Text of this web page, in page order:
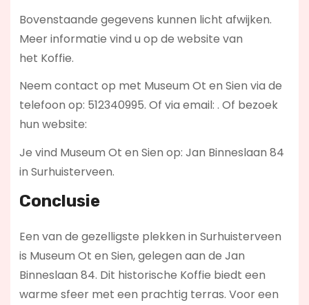
Bovenstaande gegevens kunnen licht afwijken.
Meer informatie vind u op de website van
het Koffie.
Neem contact op met Museum Ot en Sien via de
telefoon op: 512340995. Of via email: . Of bezoek
hun website:
Je vind Museum Ot en Sien op: Jan Binneslaan 84
in Surhuisterveen.
Conclusie
Een van de gezelligste plekken in Surhuisterveen
is Museum Ot en Sien, gelegen aan de Jan
Binneslaan 84. Dit historische Koffie biedt een
warme sfeer met een prachtig terras. Voor een